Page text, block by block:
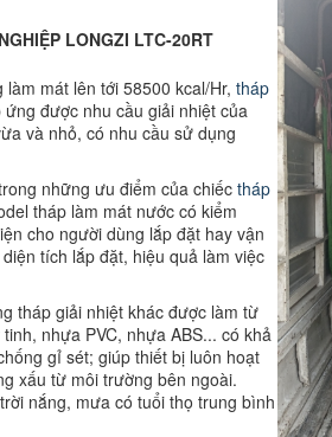
NGHIỆP LONGZI LTC-20RT
làm mát lên tới 58500 kcal/Hr, tháp
được nhu cầu giải nhiệt của
và nhỏ, có nhu cầu sử dụng
những ưu điểm của chiếc tháp
tháp làm mát nước có kiểm
cho người dùng lắp đặt hay vận
tích lắp đặt, hiệu quả làm việc
tháp giải nhiệt khác được làm từ
nhựa PVC, nhựa ABS... có khả
gỉ sét; giúp thiết bị luôn hoạt
xấu từ môi trường bên ngoài.
nắng, mưa có tuổi thọ trung bình